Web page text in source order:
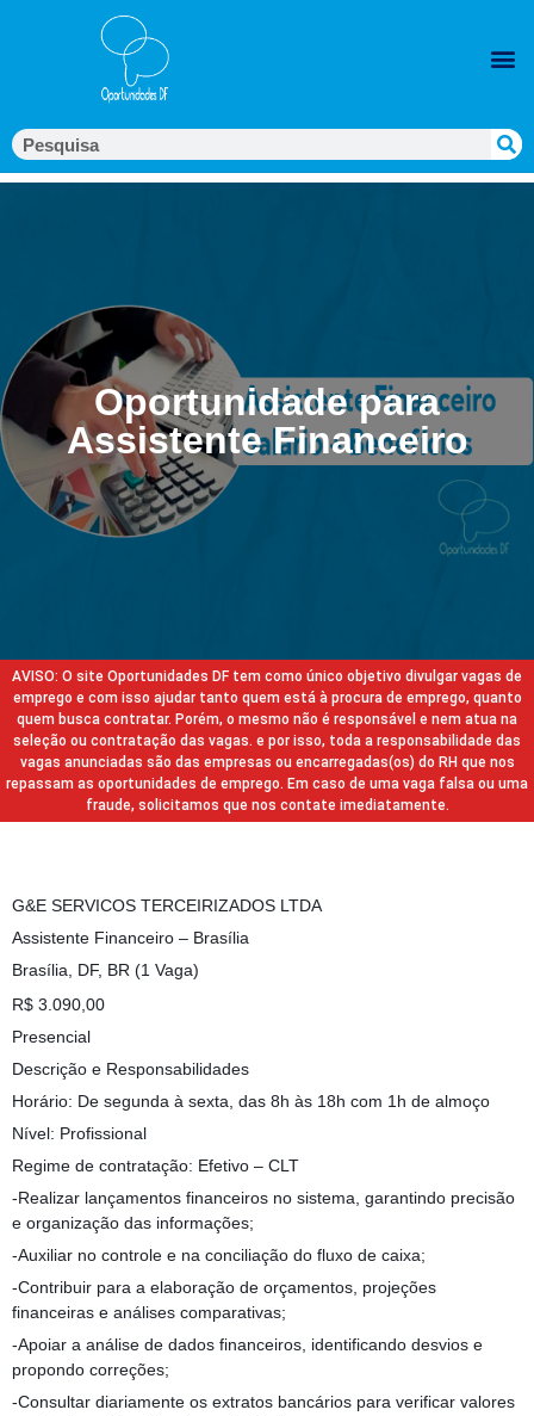
Oportunidade para
Assistente Financeiro
AVISO: O site Oportunidades DF tem como único objetivo divulgar vagas de
emprego e com isso ajudar tanto quem está à procura de emprego, quanto
quem busca contratar. Porém, o mesmo não é responsável e nem atua na
seleção ou contratação das vagas. e por isso, toda a responsabilidade das
vagas anunciadas são das empresas ou encarregadas(os) do RH que nos
repassam as oportunidades de emprego. Em caso de uma vaga falsa ou uma
fraude, solicitamos que nos contate imediatamente.
G&E SERVICOS TERCEIRIZADOS LTDA
Assistente Financeiro – Brasília
Brasília, DF, BR (1 Vaga)
R$ 3.090,00
Presencial
Descrição e Responsabilidades
Horário: De segunda à sexta, das 8h às 18h com 1h de almoço
Nível: Profissional
Regime de contratação: Efetivo – CLT
-Realizar lançamentos financeiros no sistema, garantindo precisão
e organização das informações;
-Auxiliar no controle e na conciliação do fluxo de caixa;
-Contribuir para a elaboração de orçamentos, projeções
financeiras e análises comparativas;
-Apoiar a análise de dados financeiros, identificando desvios e
propondo correções;
-Consultar diariamente os extratos bancários para verificar valores